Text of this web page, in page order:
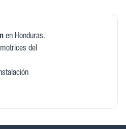
en Honduras.
del